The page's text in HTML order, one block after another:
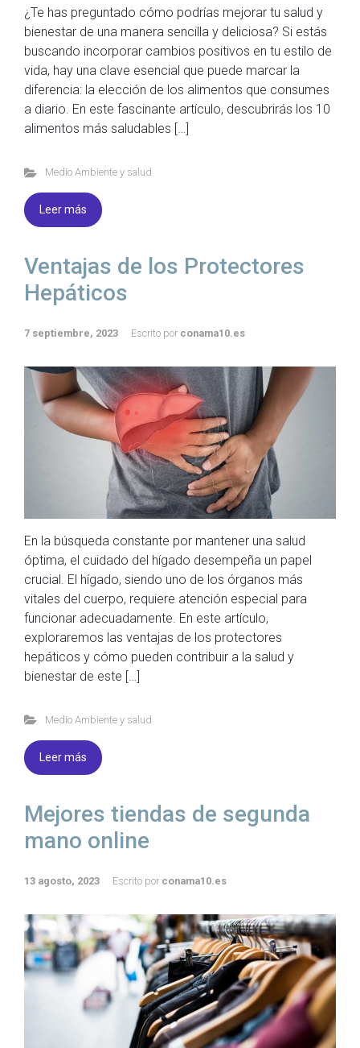
¿Te has preguntado cómo podrías mejorar tu salud y
bienestar de una manera sencilla y deliciosa? Si estás
buscando incorporar cambios positivos en tu estilo de
vida, hay una clave esencial que puede marcar la
diferencia: la elección de los alimentos que consumes
a diario. En este fascinante artículo, descubrirás los 10
alimentos más saludables […]
Medio Ambiente y salud
Leer más
Ventajas de los Protectores
Hepáticos
7 septiembre, 2023 Escrito por conama10.es
En la búsqueda constante por mantener una salud
óptima, el cuidado del hígado desempeña un papel
crucial. El hígado, siendo uno de los órganos más
vitales del cuerpo, requiere atención especial para
funcionar adecuadamente. En este artículo,
exploraremos las ventajas de los protectores
hepáticos y cómo pueden contribuir a la salud y
bienestar de este […]
Medio Ambiente y salud
Leer más
Mejores tiendas de segunda
mano online
13 agosto, 2023 Escrito por conama10.es